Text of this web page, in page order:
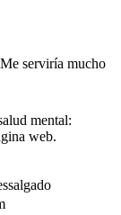
serviría mucho
mental:
web.